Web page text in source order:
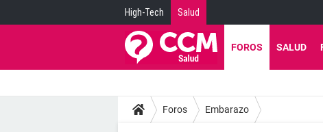
High-Tech Salud
FOROS SALUD
Foros Embarazo